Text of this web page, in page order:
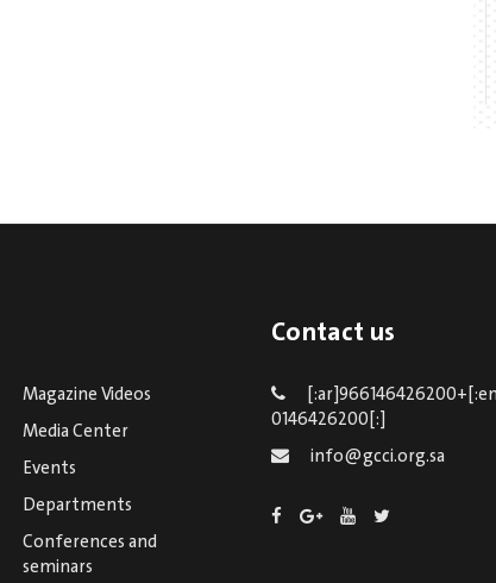
Magazine Videos
Media Center
Events
Departments
Conferences and
seminars
Contact us
0146426200[:]
info@gcci.org.sa